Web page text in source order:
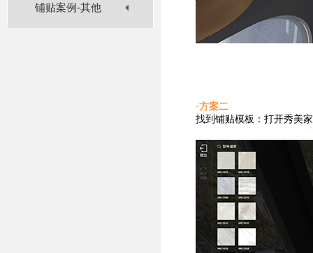
铺贴案例-其他
·方案二
找到铺贴模板：打开秀美